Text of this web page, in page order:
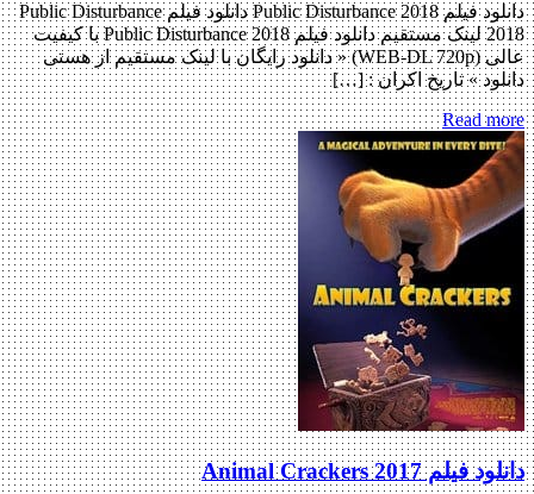
دانلود فیلم Public Disturbance 2018 دانلود فیلم Public Disturbance
2018 لینک مستقیم دانلود فیلم Public Disturbance 2018 با کیفیت
عالی (WEB-DL 720p) « دانلود رایگان با لینک مستقیم از هستی
دانلود » تاریخ اکران : […]
Read more
دانلود فیلم Animal Crackers 2017